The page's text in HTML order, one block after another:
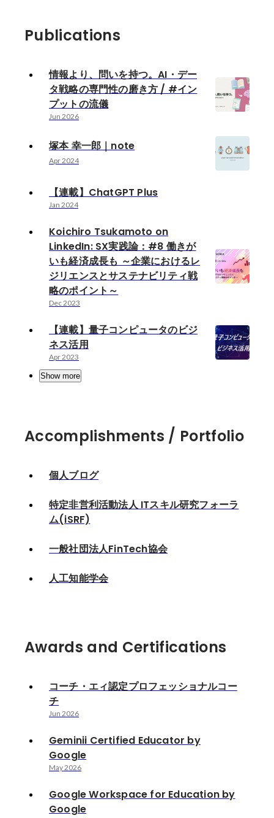
Publications
情報より、問いを持つ。AI・デー
タ戦略の専門性の磨き方 / #イン
プットの流儀
Jun 2026
塚本 幸一郎｜note
Apr 2024
【連載】ChatGPT Plus
Jan 2024
Koichiro Tsukamoto on
LinkedIn: SX実践論：#8 働きが
いも経済成長も ～企業におけるレ
ジリエンスとサステナビリティ戦
略のポイント～
Dec 2023
【連載】量子コンピュータのビジ
ネス活用
Apr 2023
Show more
Accomplishments / Portfolio
個人ブログ
特定非営利活動法人 ITスキル研究フォーラ
ム(iSRF)
一般社団法人FinTech協会
人工知能学会
Awards and Certifications
コーチ・エィ認定プロフェッショナルコー
チ
Jun 2026
Geminii Certified Educator by
Google
May 2026
Google Workspace for Education by
Google